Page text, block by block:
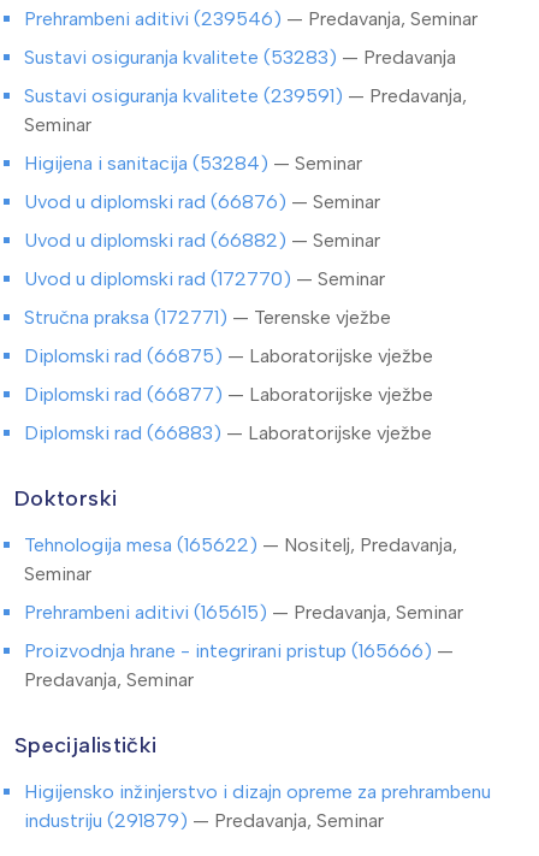
Prehrambeni aditivi (239546) — Predavanja, Seminar
Sustavi osiguranja kvalitete (53283) — Predavanja
Sustavi osiguranja kvalitete (239591) — Predavanja,
Seminar
Higijena i sanitacija (53284) — Seminar
Uvod u diplomski rad (66876) — Seminar
Uvod u diplomski rad (66882) — Seminar
Uvod u diplomski rad (172770) — Seminar
Stručna praksa (172771) — Terenske vježbe
Diplomski rad (66875) — Laboratorijske vježbe
Diplomski rad (66877) — Laboratorijske vježbe
Diplomski rad (66883) — Laboratorijske vježbe
Doktorski
Tehnologija mesa (165622) — Nositelj, Predavanja,
Seminar
Prehrambeni aditivi (165615) — Predavanja, Seminar
Proizvodnja hrane - integrirani pristup (165666) —
Predavanja, Seminar
Specijalistički
Higijensko inžinjerstvo i dizajn opreme za prehrambenu
industriju (291879) — Predavanja, Seminar